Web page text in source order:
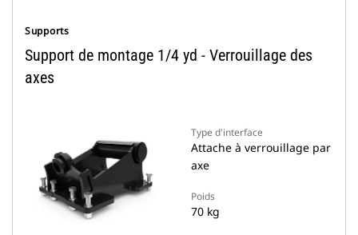
Supports
Support de montage 1/4 yd - Verrouillage des
axes
Type d'interface
Attache à verrouillage par
axe
Poids
70 kg